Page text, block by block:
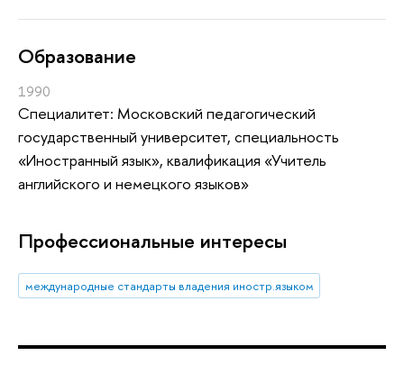
Oбразование
1990
Специалитет: Московский педагогический
государственный университет, специальность
«Иностранный язык», квалификация «Учитель
английского и немецкого языков»
Профессиональные интересы
международные стандарты владения иностр.языком